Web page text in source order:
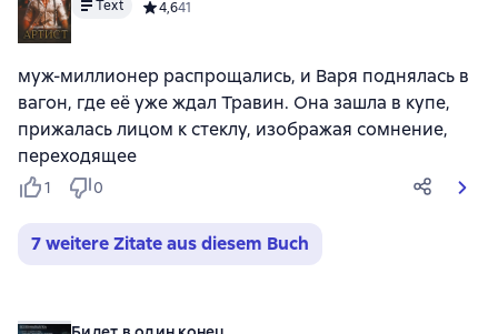
Text Средний рейтинг 4,6 на основе 41 оценок
4,641
муж-миллионер распрощались, и Варя поднялась в
вагон, где её уже ждал Травин. Она зашла в купе,
прижалась лицом к стеклу, изображая сомнение,
переходящее
1 0
7 weitere Zitate aus diesem Buch